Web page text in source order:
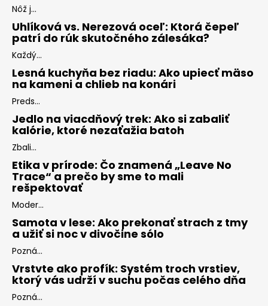
Nôž j...
Uhlíková vs. Nerezová oceľ: Ktorá čepeľ
patrí do rúk skutočného zálesáka?
Každý...
Lesná kuchyňa bez riadu: Ako upiecť mäso
na kameni a chlieb na konári
Preds...
Jedlo na viacdňový trek: Ako si zabaliť
kalórie, ktoré nezaťažia batoh
Zbali...
Etika v prírode: Čo znamená „Leave No
Trace“ a prečo by sme to mali
rešpektovať
Moder...
Samota v lese: Ako prekonať strach z tmy
a užiť si noc v divočine sólo
Pozná...
Vrstvte ako profík: Systém troch vrstiev,
ktorý vás udrží v suchu počas celého dňa
Pozná...